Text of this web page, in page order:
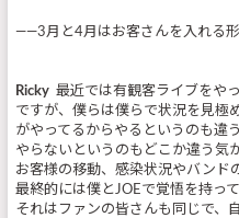
――3月と4月はお客さんを入れる形
Ricky 最近では有観客ライブをや
ですが、僕らは僕らで状況を見極
がやってるからやるというのも違
やらないというのもどこか違う気
お客様の移動、感染状況やバンド
最終的には僕とJOEで覚悟を持っ
それはファンの皆さんも同じで、